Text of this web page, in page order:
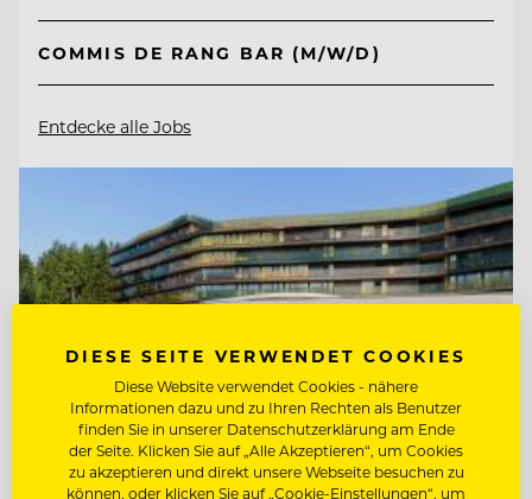
COMMIS DE RANG BAR (M/W/D)
Entdecke alle Jobs
DIESE SEITE VERWENDET COOKIES
Diese Website verwendet Cookies - nähere
Informationen dazu und zu Ihren Rechten als Benutzer
finden Sie in unserer Datenschutzerklärung am Ende
der Seite. Klicken Sie auf „Alle Akzeptieren“, um Cookies
zu akzeptieren und direkt unsere Webseite besuchen zu
können, oder klicken Sie auf „Cookie-Einstellungen“, um